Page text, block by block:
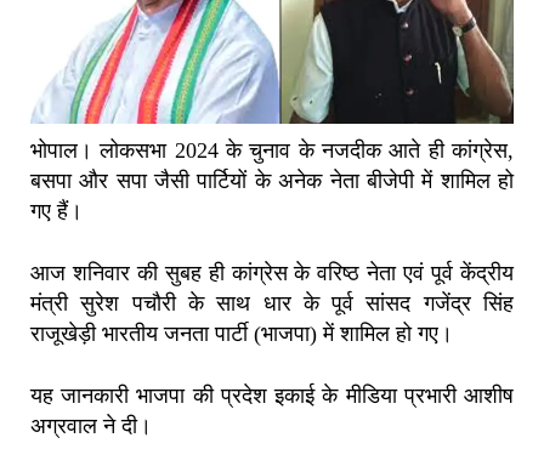
भोपाल। लोकसभा 2024 के चुनाव के नजदीक आते ही कांग्रेस,
बसपा और सपा जैसी पार्टियों के अनेक नेता बीजेपी में शामिल हो
गए हैं।
आज शनिवार की सुबह ही कांग्रेस के वरिष्ठ नेता एवं पूर्व केंद्रीय
मंत्री सुरेश पचौरी के साथ धार के पूर्व सांसद गजेंद्र सिंह
राजूखेड़ी भारतीय जनता पार्टी (भाजपा) में शामिल हो गए।
यह जानकारी भाजपा की प्रदेश इकाई के मीडिया प्रभारी आशीष
अग्रवाल ने दी।